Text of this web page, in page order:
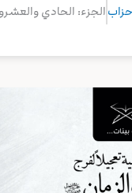
الجزء: الحادي